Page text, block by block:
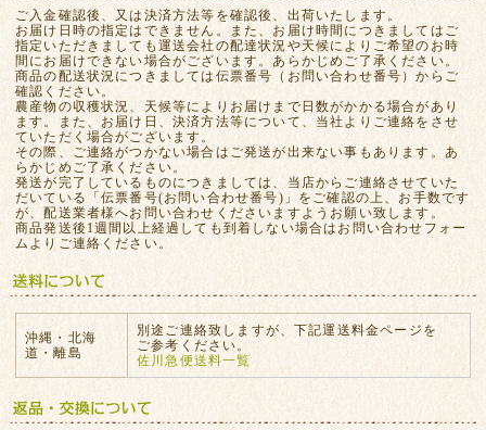
ご入金確認後、又は決済方法等を確認後、出荷いたします。
お届け日時の指定はできません。また、お届け時間につきましてはご
指定いただきましても運送会社の配達状況や天候によりご希望のお時
間にお届けできない場合がございます。あらかじめご了承ください。
商品の配送状況につきましては伝票番号（お問い合わせ番号）からご
確認ください。
農産物の収穫状況、天候等によりお届けまで日数がかかる場合があり
ます。また、お届け日、決済方法等について、当社よりご連絡をさせ
ていただく場合がございます。
その際、ご連絡がつかない場合はご発送が出来ない事もあります。あ
らかじめご了承ください。
発送が完了しているものにつきましては、当店からご連絡させていた
だいている「伝票番号(お問い合わせ番号)」をご確認の上、お手数です
が、配送業者様へお問い合わせくださいますようお願い致します。
商品発送後1週間以上経過しても到着しない場合はお問い合わせフォー
ムよりご連絡ください。
沖縄・北海
道・離島
別途ご連絡致しますが、下記運送料金ページを
ご参考ください。
佐川急便送料一覧